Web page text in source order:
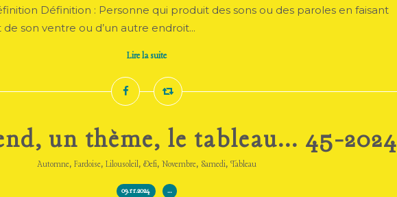
Définition : Personne qui produit des sons ou des paroles en faisant
son ventre ou d’un autre endroit...
Lire la suite
un thème, le tableau... 45-2024
Automne, Fardoise, Lilousoleil, Defi, Novembre, Samedi, Tableau
09.11.2024 …